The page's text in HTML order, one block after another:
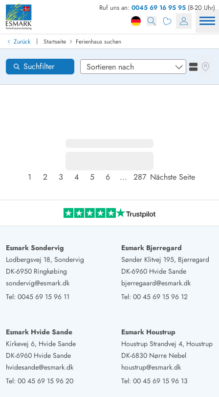
Ruf uns an: 0045 69 16 95 95 (8-20 Uhr)
Zurück | Startseite Ferienhaus suchen
1 2 3 4 5 6 ... 287 Nächste Seite
Suchfilter
Ferienhaus in Dänemark finden
Anreise
Gebiete
Esmark Sondervig
Lodbergsvej 18, Sondervig
DK-6950 Ringkøbing
sondervig@esmark.dk
Tel: 0045 69 15 96 11
Esmark Bjerregard
Sønder Klitvej 195, Bjerregard
DK-6960 Hvide Sande
bjerregaard@esmark.dk
Tel: 00 45 69 15 96 12
Esmark Hvide Sande
Kirkevej 6, Hvide Sande
DK-6960 Hvide Sande
hvidesande@esmark.dk
Tel: 00 45 69 15 96 20
Esmark Houstrup
Houstrup Strandvej 4, Houstrup
DK-6830 Nørre Nebel
houstrup@esmark.dk
Tel: 00 45 69 15 96 13